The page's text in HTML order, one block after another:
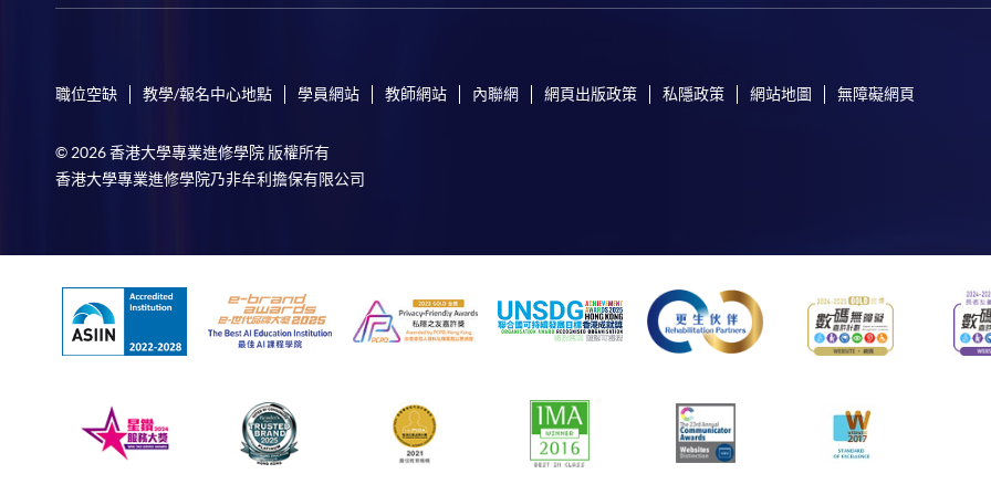
職位空缺 教學/報名中心地點 學員網站 教師網站 內聯網 網頁出版政策 私隱政策 網站地圖 無障礙網頁
© 2026 香港大學專業進修學院 版權所有
香港大學專業進修學院乃非牟利擔保有限公司